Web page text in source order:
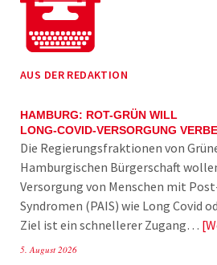
AUS DER REDAKTION
HAMBURG: ROT-GRÜN WILL
LONG-COVID-VERSORGUNG
Die Regierungsfraktionen von
Hamburgischen Bürgerschaft
Versorgung von Menschen mit
Syndromen (PAIS) wie Long Covid
Ziel ist ein schnellerer Zugang…
5. August 2026